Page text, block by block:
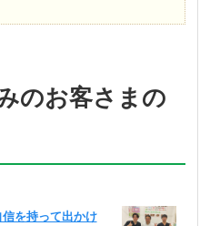
のお客さまの
を持って出かけ